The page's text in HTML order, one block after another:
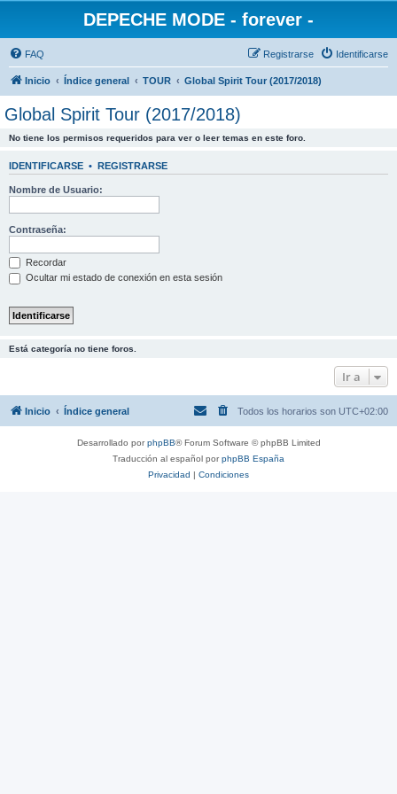
DEPECHE MODE - forever -
FAQ Identificarse
Registrarse
Inicio Índice general TOUR Global Spirit Tour (2017/2018)
Global Spirit Tour (2017/2018)
No tiene los permisos requeridos para ver o leer temas en este foro.
IDENTIFICARSE • REGISTRARSE
Nombre de Usuario:
Contraseña:
Recordar
Ocultar mi estado de conexión en esta sesión
Está categoría no tiene foros.
Ir a
Inicio Índice general Todos los horarios son UTC+02:00
Desarrollado porphpBB® Forum Software © phpBB Limited
Traducción al español porphpBB España
Privacidad | Condiciones